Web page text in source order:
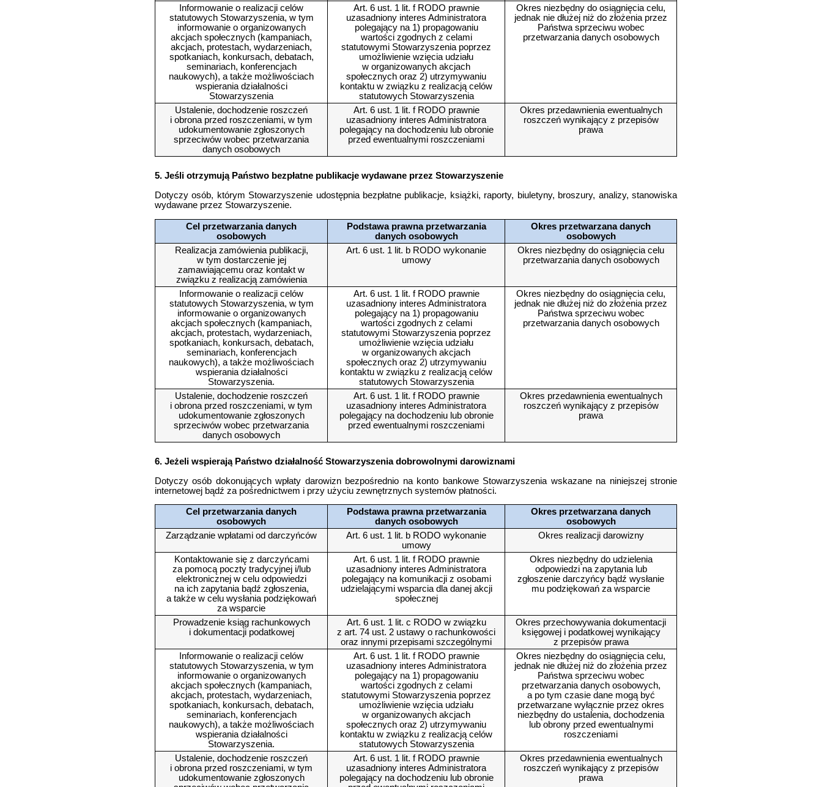
Informowanie o realizacji celów
statutowych Stowarzyszenia, w tym
informowanie o organizowanych
akcjach społecznych (kampaniach,
akcjach, protestach, wydarzeniach,
spotkaniach, konkursach, debatach,
seminariach, konferencjach
naukowych), a także możliwościach
wspierania działalności
Stowarzyszenia
Art. 6 ust. 1 lit. f RODO prawnie
uzasadniony interes Administratora
polegający na 1) propagowaniu
wartości zgodnych z celami
statutowymi Stowarzyszenia poprzez
umożliwienie wzięcia udziału
w organizowanych akcjach
społecznych oraz 2) utrzymywaniu
kontaktu w związku z realizacją celów
statutowych Stowarzyszenia
Okres niezbędny do osiągnięcia celu,
jednak nie dłużej niż do złożenia przez
Państwa sprzeciwu wobec
przetwarzania danych osobowych
Ustalenie, dochodzenie roszczeń
i obrona przed roszczeniami, w tym
udokumentowanie zgłoszonych
sprzeciwów wobec przetwarzania
danych osobowych
Art. 6 ust. 1 lit. f RODO prawnie
uzasadniony interes Administratora
polegający na dochodzeniu lub obronie
przed ewentualnymi roszczeniami
Okres przedawnienia ewentualnych
roszczeń wynikający z przepisów
prawa
5. Jeśli otrzymują Państwo bezpłatne publikacje wydawane przez Stowarzyszenie
Dotyczy osób, którym Stowarzyszenie udostępnia bezpłatne publikacje, książki, raporty, biuletyny, broszury, analizy, stanowiska
wydawane przez Stowarzyszenie.
Cel przetwarzania danych
osobowych
Podstawa prawna przetwarzania
danych osobowych
Okres przetwarzana danych
osobowych
Realizacja zamówienia publikacji,
w tym dostarczenie jej
zamawiającemu oraz kontakt w
związku z realizacją zamówienia
Art. 6 ust. 1 lit. b RODO wykonanie
umowy
Okres niezbędny do osiągnięcia celu
przetwarzania danych osobowych
Informowanie o realizacji celów
statutowych Stowarzyszenia, w tym
informowanie o organizowanych
akcjach społecznych (kampaniach,
akcjach, protestach, wydarzeniach,
spotkaniach, konkursach, debatach,
seminariach, konferencjach
naukowych), a także możliwościach
wspierania działalności
Stowarzyszenia.
Art. 6 ust. 1 lit. f RODO prawnie
uzasadniony interes Administratora
polegający na 1) propagowaniu
wartości zgodnych z celami
statutowymi Stowarzyszenia poprzez
umożliwienie wzięcia udziału
w organizowanych akcjach
społecznych oraz 2) utrzymywaniu
kontaktu w związku z realizacją celów
statutowych Stowarzyszenia
Okres niezbędny do osiągnięcia celu,
jednak nie dłużej niż do złożenia przez
Państwa sprzeciwu wobec
przetwarzania danych osobowych
Ustalenie, dochodzenie roszczeń
i obrona przed roszczeniami, w tym
udokumentowanie zgłoszonych
sprzeciwów wobec przetwarzania
danych osobowych
Art. 6 ust. 1 lit. f RODO prawnie
uzasadniony interes Administratora
polegający na dochodzeniu lub obronie
przed ewentualnymi roszczeniami
Okres przedawnienia ewentualnych
roszczeń wynikający z przepisów
prawa
6. Jeżeli wspierają Państwo działalność Stowarzyszenia dobrowolnymi darowiznami
Dotyczy osób dokonujących wpłaty darowizn bezpośrednio na konto bankowe Stowarzyszenia wskazane na niniejszej stronie
internetowej bądź za pośrednictwem i przy użyciu zewnętrznych systemów płatności.
Cel przetwarzania danych
osobowych
Podstawa prawna przetwarzania
danych osobowych
Okres przetwarzana danych
osobowych
Zarządzanie wpłatami od darczyńców
Art. 6 ust. 1 lit. b RODO wykonanie
umowy
Okres realizacji darowizny
Kontaktowanie się z darczyńcami
za pomocą poczty tradycyjnej i/lub
elektronicznej w celu odpowiedzi
na ich zapytania bądź zgłoszenia,
a także w celu wysłania podziękowań
za wsparcie
Art. 6 ust. 1 lit. f RODO prawnie
uzasadniony interes Administratora
polegający na komunikacji z osobami
udzielającymi wsparcia dla danej akcji
społecznej
Okres niezbędny do udzielenia
odpowiedzi na zapytania lub
zgłoszenie darczyńcy bądź wysłanie
mu podziękowań za wsparcie
Prowadzenie ksiąg rachunkowych
i dokumentacji podatkowej
Art. 6 ust. 1 lit. c RODO w związku
z art. 74 ust. 2 ustawy o rachunkowości
oraz innymi przepisami szczególnymi
Okres przechowywania dokumentacji
księgowej i podatkowej wynikający
z przepisów prawa
Informowanie o realizacji celów
statutowych Stowarzyszenia, w tym
informowanie o organizowanych
akcjach społecznych (kampaniach,
akcjach, protestach, wydarzeniach,
spotkaniach, konkursach, debatach,
seminariach, konferencjach
naukowych), a także możliwościach
wspierania działalności
Stowarzyszenia.
Art. 6 ust. 1 lit. f RODO prawnie
uzasadniony interes Administratora
polegający na 1) propagowaniu
wartości zgodnych z celami
statutowymi Stowarzyszenia poprzez
umożliwienie wzięcia udziału
w organizowanych akcjach
społecznych oraz 2) utrzymywaniu
kontaktu w związku z realizacją celów
statutowych Stowarzyszenia
Okres niezbędny do osiągnięcia celu,
jednak nie dłużej niż do złożenia przez
Państwa sprzeciwu wobec
przetwarzania danych osobowych,
a po tym czasie dane mogą być
przetwarzane wyłącznie przez okres
niezbędny do ustalenia, dochodzenia
lub obrony przed ewentualnymi
roszczeniami
Ustalenie, dochodzenie roszczeń
i obrona przed roszczeniami, w tym
udokumentowanie zgłoszonych
Art. 6 ust. 1 lit. f RODO prawnie
uzasadniony interes Administratora
polegający na dochodzeniu lub obronie
Okres przedawnienia ewentualnych
roszczeń wynikający z przepisów
prawa